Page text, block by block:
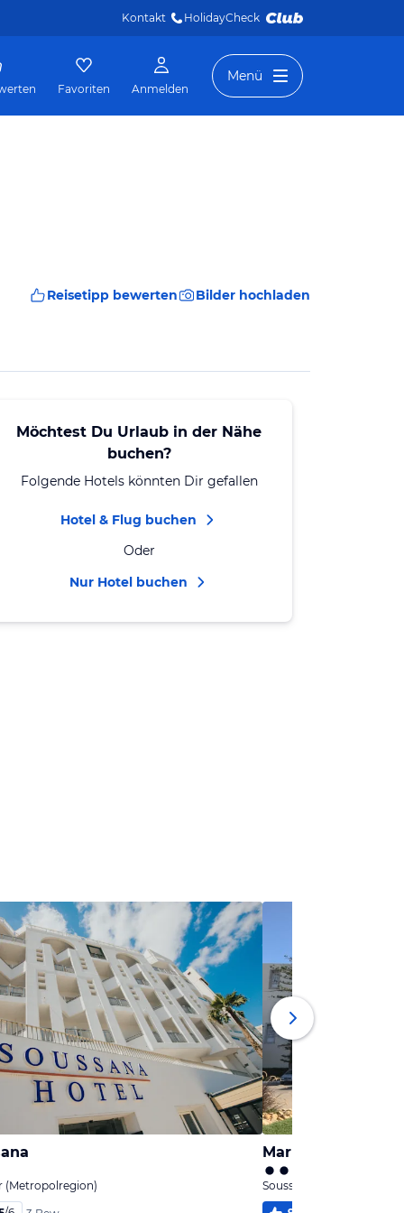
Kontakt HolidayCheck
Favoriten Anmelden
Menü
Reisetipp bewerten Bilder hochladen
Möchtest Du Urlaub in der Nähe
buchen?
Folgende Hotels könnten Dir gefallen
Hotel & Flug buchen
Oder
Nur Hotel buchen
(Metropolregion)
Marhaba Resort
Sousse, Monastir